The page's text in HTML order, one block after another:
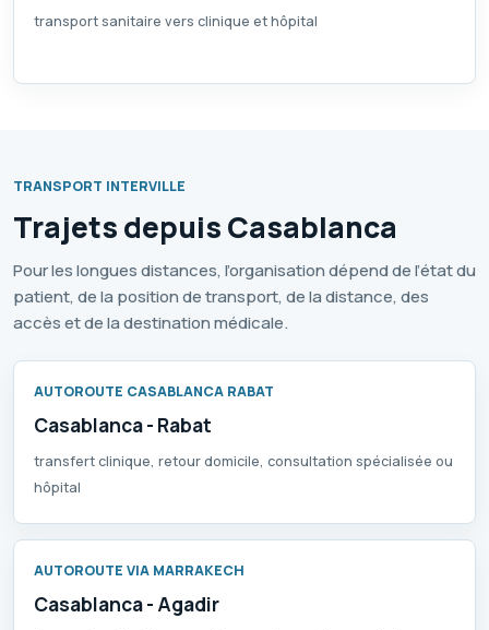
transport sanitaire vers clinique et hôpital
TRANSPORT INTERVILLE
Trajets depuis Casablanca
Pour les longues distances, l’organisation dépend de l’état du
patient, de la position de transport, de la distance, des
accès et de la destination médicale.
AUTOROUTE CASABLANCA RABAT
Casablanca - Rabat
transfert clinique, retour domicile, consultation spécialisée ou
hôpital
AUTOROUTE VIA MARRAKECH
Casablanca - Agadir